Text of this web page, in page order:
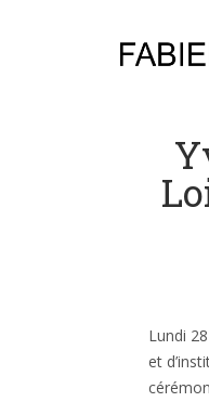
Lundi
et